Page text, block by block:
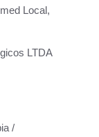
Local,
LTDA
/